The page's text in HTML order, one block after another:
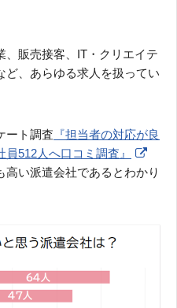
、販売接客、IT・クリエイテ
ど、あらゆる求人を扱ってい
ート調査 『担当者の対応が良
512人へ口コミ調査』
高い派遣会社であるとわかり